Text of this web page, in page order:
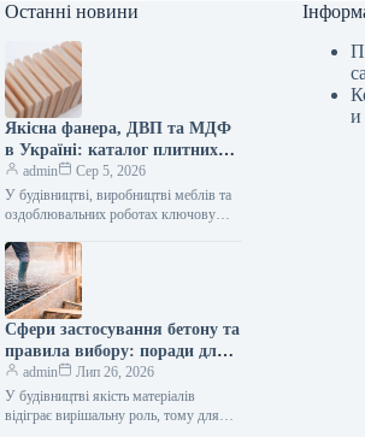
Останні новини
Якісна фанера, ДВП та МДФ
в Україні: каталог плитних
матеріалів від «ВІН-ВУД»
admin
Сер 5, 2026
У будівництві, виробництві меблів та
оздоблювальних роботах ключову
сировини. Компанія «ВІН-ВУД» уже
тривалий час займається…
Сфери застосування бетону та
правила вибору: поради для
приватного й промислового
будівництва
admin
Лип 26, 2026
У будівництві якість матеріалів
відіграє вирішальну роль, тому для
и